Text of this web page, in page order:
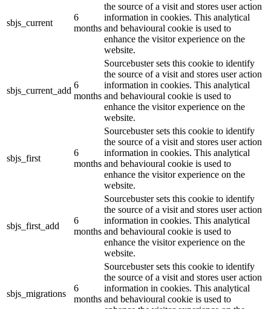
sbjs_current
6
months
the source of a visit and stores user action
information in cookies. This analytical
and behavioural cookie is used to
enhance the visitor experience on the
website.
sbjs_current_add
6
months
Sourcebuster sets this cookie to identify
the source of a visit and stores user action
information in cookies. This analytical
and behavioural cookie is used to
enhance the visitor experience on the
website.
sbjs_first
6
months
Sourcebuster sets this cookie to identify
the source of a visit and stores user action
information in cookies. This analytical
and behavioural cookie is used to
enhance the visitor experience on the
website.
sbjs_first_add
6
months
Sourcebuster sets this cookie to identify
the source of a visit and stores user action
information in cookies. This analytical
and behavioural cookie is used to
enhance the visitor experience on the
website.
sbjs_migrations
6
months
Sourcebuster sets this cookie to identify
the source of a visit and stores user action
information in cookies. This analytical
and behavioural cookie is used to